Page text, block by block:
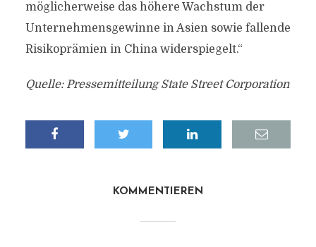
möglicherweise das höhere Wachstum der
Unternehmensgewinne in Asien sowie fallende
Risikoprämien in China widerspiegelt.“
Quelle: Pressemitteilung State Street Corporation
KOMMENTIEREN